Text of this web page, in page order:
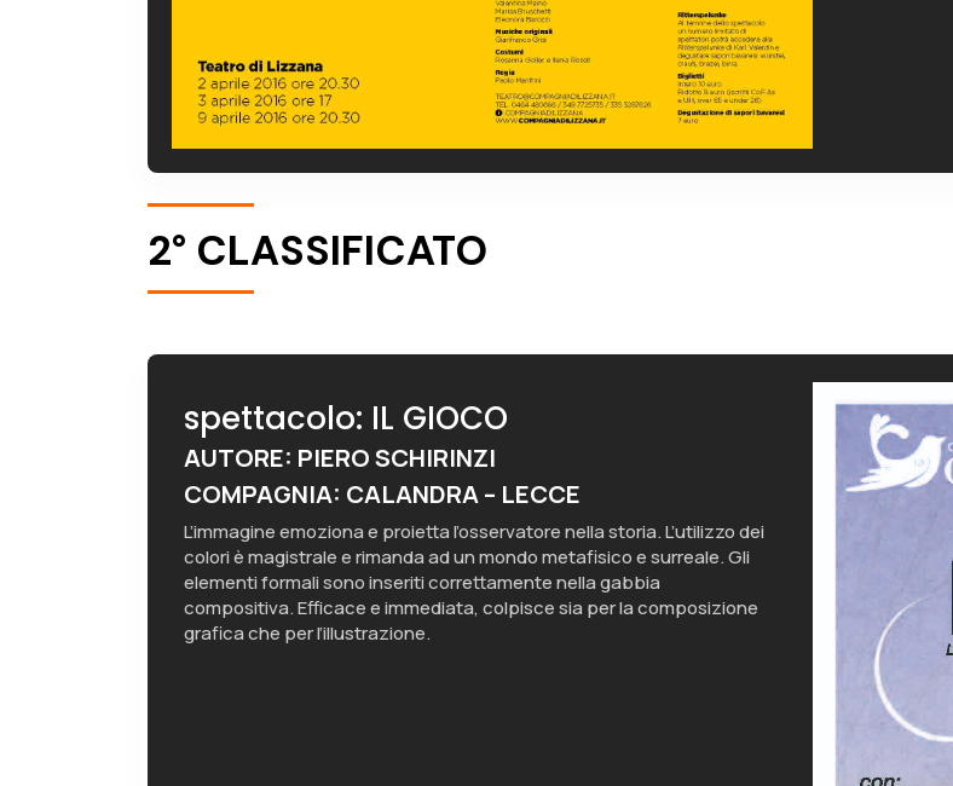
2° CLASSIFICATO
spettacolo: IL GIOCO
AUTORE: PIERO SCHIRINZI
COMPAGNIA: CALANDRA – LECCE
L’immagine emoziona e proietta l’osservatore nella storia. L’utilizzo dei
colori è magistrale e rimanda ad un mondo metafisico e surreale. Gli
elementi formali sono inseriti correttamente nella gabbia
compositiva. Efficace e immediata, colpisce sia per la composizione
grafica che per l’illustrazione.